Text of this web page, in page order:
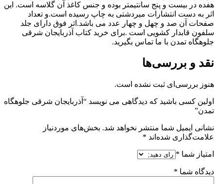
هفده در بیست و پنج سانتیمتر بوده و جنس کاغذ آن گلاسه است. این
اثر به دست انتشارات میردشتی به چاپ رسیده است.و تعداد
صفحات آن صد و چهل و چهار عدد می باشد.اثر فوق دارای جلد
سلفون قابدار کشویی است .برای خرید کتاب آذربایجان شرقی
جلوهگاه تمدن با ما تماس بگیرید.
نقد و بررسی‌ها
هنوز بررسی‌ای ثبت نشده است.
اولین کسی باشید که دیدگاهی می نویسد “آذربایجان شرقی جلوهگاه
تمدن”
نشانی ایمیل شما منتشر نخواهد شد. بخش‌های موردنیاز
علامت‌گذاری شده‌اند *
امتیاز شما *
دیدگاه شما *